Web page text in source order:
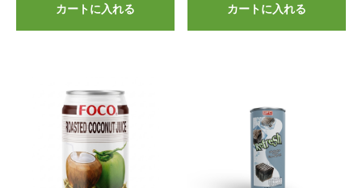
カートに入れる カートに入れる